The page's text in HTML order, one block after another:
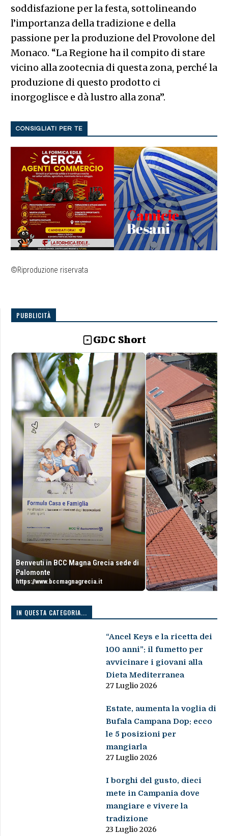
soddisfazione per la festa, sottolineando
l’importanza della tradizione e della
passione per la produzione del Provolone del
Monaco. “La Regione ha il compito di stare
vicino alla zootecnia di questa zona, perché la
produzione di questo prodotto ci
inorgoglisce e dà lustro alla zona”.
CONSIGLIATI PER TE
©Riproduzione riservata
PUBBLICITÀ
GDC Short
Benveuti in BCC Magna Grecia sede di
Palomonte
https://www.bccmagnagrecia.it
IN QUESTA CATEGORIA...
“Ancel Keys e la ricetta dei
100 anni”: il fumetto per
avvicinare i giovani alla
Dieta Mediterranea
27 Luglio 2026
Estate, aumenta la voglia di
Bufala Campana Dop: ecco
le 5 posizioni per
mangiarla
27 Luglio 2026
I borghi del gusto, dieci
mete in Campania dove
mangiare e vivere la
tradizione
23 Luglio 2026